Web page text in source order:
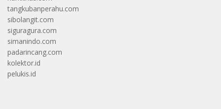
tangkubanperahu.com
sibolangit.com
siguragura.com
simanindo.com
padarincang.com
kolektor.id
pelukis.id